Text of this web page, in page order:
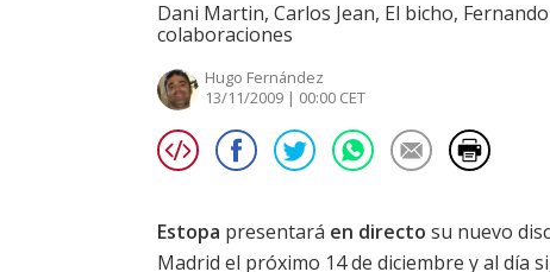
Dani Martin, Carlos Jean, El bicho,
colaboraciones
Hugo Fernández
13/11/2009 | 00:00 CET
Estopa presentará en directo su nuevo
Madrid el próximo 14 de diciembre y al día